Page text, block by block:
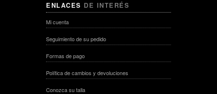
ENLACES DE INTERÉS
Mi cuenta
Seguimiento de su pedido
Formas de pago
Política de cambios y devoluciones
Conozca su talla